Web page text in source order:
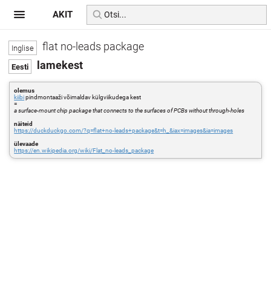
flat no-leads package
lamekest
olemus
kiibipindmontaaži võimaldav külgviikudega kest
=
a surface-mount chip package that connects to the surfaces of PCBs without through-holes
näiteid
https://duckduckgo.com/?q=flat+no-leads+package&t=h_&iax=images&ia=images
ülevaade
https://en.wikipedia.org/wiki/Flat_no-leads_package
AKIT